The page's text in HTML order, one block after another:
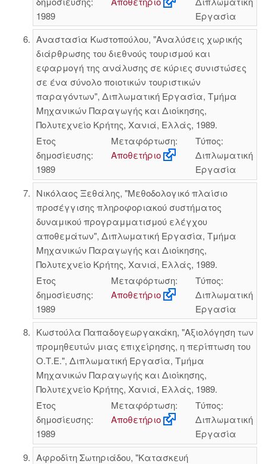
1989
Εργασία
Αναστασία Κωστοπούλου, "Αναλύσεις χωρικής
διάρθρωσης του διεθνούς τουρισμού και
εφαρμογή της ανάλυσης σε κύριες συνιστώσες
σε ένα σύνολο ποιοτικών τουριστικών
παραγόντων", Διπλωματική Εργασία, Τμήμα
Μηχανικών Παραγωγής και Διοίκησης,
Πολυτεχνείο Κρήτης, Χανιά, Ελλάς, 1989.
Έτος
δημοσίευσης:
1989
Μεταφόρτωση:
Αποθετήριο
Τύπος:
Διπλωματική
Εργασία
Νικόλαος Ξεθάλης, "Μεθοδολογικό πλαίσιο
προσέγγισης πληροφοριακού συστήματος
δυναμικού προγραμματισμού ελέγχου
αποθεμάτων", Διπλωματική Εργασία, Τμήμα
Μηχανικών Παραγωγής και Διοίκησης,
Πολυτεχνείο Κρήτης, Χανιά, Ελλάς, 1989.
Έτος
δημοσίευσης:
1989
Μεταφόρτωση:
Αποθετήριο
Τύπος:
Διπλωματική
Εργασία
Κωστούλα Παπαδογεωργακάκη, "Αξιολόγηση των
προμηθευτών μιας επιχείρησης, η περίπτωση του
Ο.Τ.Ε.", Διπλωματική Εργασία, Τμήμα
Μηχανικών Παραγωγής και Διοίκησης,
Πολυτεχνείο Κρήτης, Χανιά, Ελλάς, 1989.
Έτος
δημοσίευσης:
1989
Μεταφόρτωση:
Αποθετήριο
Τύπος:
Διπλωματική
Εργασία
Αφροδίτη Σωτηριάδου, "Κατασκευή